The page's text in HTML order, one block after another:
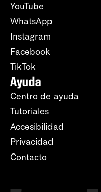
YouTube
WhatsApp
Instagram
Facebook
TikTok
Ayuda
Centro de ayuda
Tutoriales
Accesibilidad
Privacidad
Contacto